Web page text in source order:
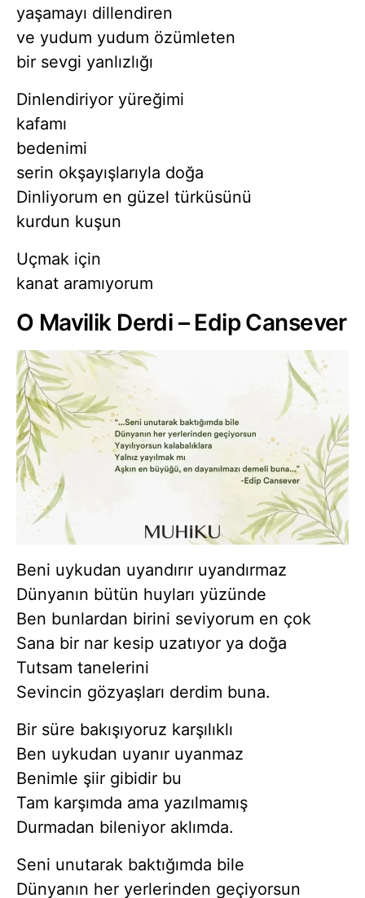
yaşamayı dillendiren
ve yudum yudum özümleten
bir sevgi yanlızlığı
Dinlendiriyor yüreğimi
kafamı
bedenimi
serin okşayışlarıyla doğa
Dinliyorum en güzel türküsünü
kurdun kuşun
Uçmak için
kanat aramıyorum
O Mavilik Derdi – Edip Cansever
Beni uykudan uyandırır uyandırmaz
Dünyanın bütün huyları yüzünde
Ben bunlardan birini seviyorum en çok
Sana bir nar kesip uzatıyor ya doğa
Tutsam tanelerini
Sevincin gözyaşları derdim buna.
Bir süre bakışıyoruz karşılıklı
Ben uykudan uyanır uyanmaz
Benimle şiir gibidir bu
Tam karşımda ama yazılmamış
Durmadan bileniyor aklımda.
Seni unutarak baktığımda bile
Dünyanın her yerlerinden geçiyorsun